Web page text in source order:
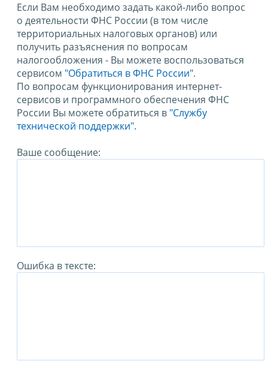
Если Вам необходимо задать какой-либо вопрос
о деятельности ФНС России (в том числе
территориальных налоговых органов) или
получить разъяснения по вопросам
налогообложения - Вы можете воспользоваться
сервисом "Обратиться в ФНС России".
По вопросам функционирования интернет-
сервисов и программного обеспечения ФНС
России Вы можете обратиться в "Службу
технической поддержки".
Ваше сообщение:
Ошибка в тексте: